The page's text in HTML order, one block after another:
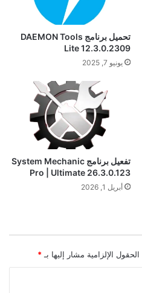
تحميل برنامج DAEMON Tools
Lite 12.3.0.2309
يونيو 7, 2025
تفعيل برنامج System Mechanic
Pro | Ultimate 26.3.0.123
أبريل 1, 2026
الحقول الإلزامية مشار إليها بـ *